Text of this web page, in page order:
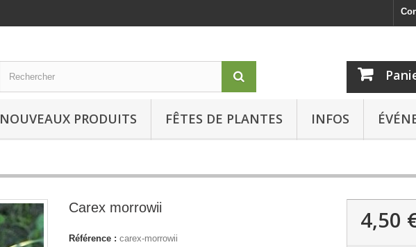
NOUVEAUX PRODUITS FÊTES DE PLANTES INFOS
Carex morrowii
Référence : carex-morrowii
4,50